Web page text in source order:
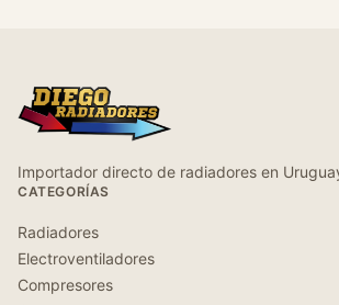
Importador directo de radiadores en
CATEGORÍAS
Radiadores
Electroventiladores
Compresores